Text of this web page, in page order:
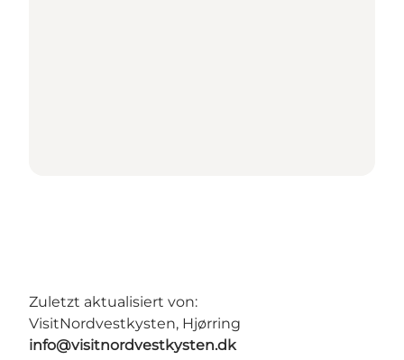
Zuletzt aktualisiert von:
VisitNordvestkysten, Hjørring
info@visitnordvestkysten.dk